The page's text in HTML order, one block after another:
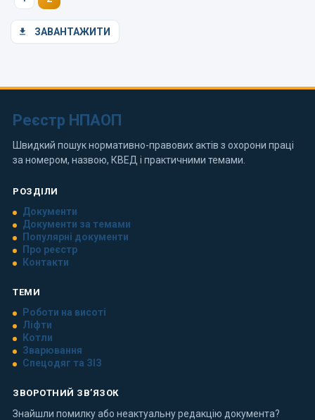
ЗАВАНТАЖИТИ
Реєстр НПАОП
Швидкий пошук нормативно-правових актів з охорони праці
за номером, назвою, КВЕД і практичними темами.
РОЗДІЛИ
Документи
Документи за темами
Популярні документи
Про реєстр
Контакти
ТЕМИ
Роботи на висоті
Ліфти
Котли
Зварювання
Спецодяг та ЗІЗ
ЗВОРОТНИЙ ЗВ’ЯЗОК
Знайшли помилку або неактуальну редакцію документа?